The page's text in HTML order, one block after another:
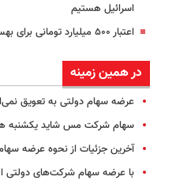
اسرائیل هستیم
اعتبار ۵۰۰ میلیارد تومانی برای بهسازی مدارس
در همین زمینه
عرضه سهام دولتی به تعویق
سهام شرکت مس شاید یکشنبه
آخرین جزئیات از نحوه عرضه
با عرضه سهام شرکت‌های دولتی اصل 44 سرمایه‌گذاری رونق